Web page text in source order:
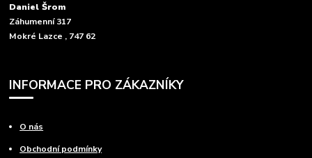
Daniel Šrom
Záhumenní 317
Mokré Lazce , 747 62
INFORMACE PRO ZÁKAZNÍKY
O nás
Obchodní podmínky